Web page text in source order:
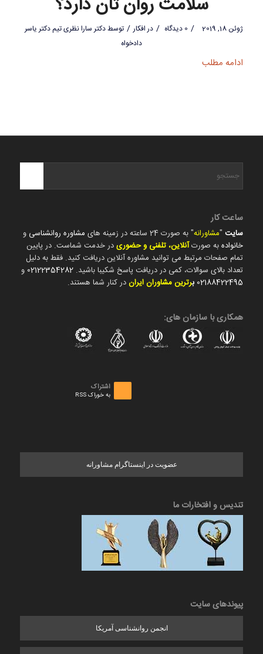
ژوئن 18, 2019 / 0 دیدگاه / در افکار / توسطدکتر سارا نظری تیم دکتر یاسر
دادخواه
ادامه مطلب
ساعت کار
سایت"مشاورانه" به صورت 24 ساعته در زمینه های مشاوره روانشناسی و
خانوادهبه صورتآنلاین، تلفنی و حضوریدر خدمت شماست. در پایین
تمام صفحات مرتبط می توانید مشاوره آنلاین دریافت کنید. فقط به دلیل
تعداد بالای سوالات، کمی در دریافت پاسخ شکیبا باشید. 02122354282 و
02188422495 برترین مشاوران ایراندر کنار شما هستند.
همکاری با سازمان های:
اشتراک
به خوراک RSS
عضویت در اینستاگرام مشاورانه
تندیس و افتخارات ما
پیوندهای سایت
انجمن روانشناسی آمریکا